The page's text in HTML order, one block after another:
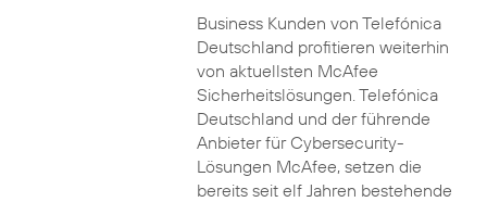
Business Kunden von Telefónica
Deutschland profitieren weiterhin
von aktuellsten McAfee
Sicherheitslösungen. Telefónica
Deutschland und der führende
Anbieter für Cybersecurity-
Lösungen McAfee, setzen die
bereits seit elf Jahren bestehende